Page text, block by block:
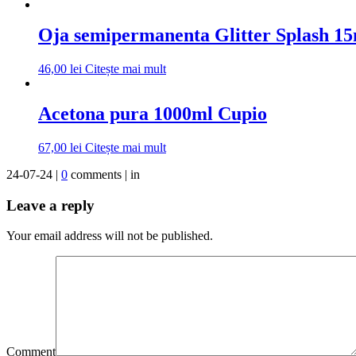
Oja semipermanenta Glitter Splash
46,00 lei Citește mai mult
Acetona pura 1000ml Cupio
67,00 lei Citește mai mult
24-07-24 | 0 comments | in
Leave a reply
Your email address will not be published.
Comment